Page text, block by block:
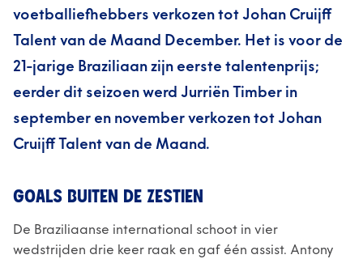
voetballiefhebbers verkozen tot Johan Cruijff
Talent van de Maand December. Het is voor de
21-jarige Braziliaan zijn eerste talentenprijs;
eerder dit seizoen werd Jurriën Timber in
september en november verkozen tot Johan
Cruijff Talent van de Maand.
GOALS BUITEN DE ZESTIEN
De Braziliaanse international schoot in vier
wedstrijden drie keer raak en gaf één assist. Antony